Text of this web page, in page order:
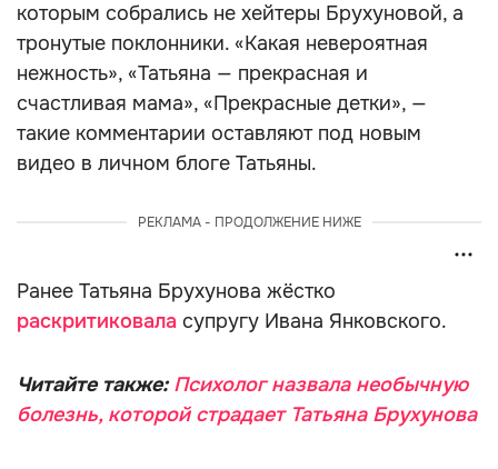
которым собрались не хейтеры Брухуновой, а
тронутые поклонники. «Какая невероятная
нежность», «Татьяна — прекрасная и
счастливая мама», «Прекрасные детки», —
такие комментарии оставляют под новым
видео в личном блоге Татьяны.
РЕКЛАМА - ПРОДОЛЖЕНИЕ НИЖЕ
Ранее Татьяна Брухунова жёстко
раскритиковала супругу Ивана Янковского.
Читайте также: Психолог назвала необычную
болезнь, которой страдает Татьяна Брухунова